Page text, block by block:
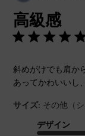
高級感
斜めがけでも肩か
あってかわいいし
サイズ: その他（シ
デザイン